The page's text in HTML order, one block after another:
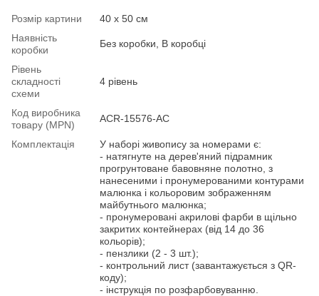
Розмір картини
40 х 50 см
Наявність
коробки
Без коробки, В коробці
Рівень
складності
схеми
4 рівень
Код виробника
товару (MPN)
ACR-15576-AC
Комплектація
У наборі живопису за номерами є:
- натягнуте на дерев'яний підрамник
прогрунтоване бавовняне полотно, з
нанесеними і пронумерованими контурами
малюнка і кольоровим зображенням
майбутнього малюнка;
- пронумеровані акрилові фарби в щільно
закритих контейнерах (від 14 до 36
кольорів);
- пензлики (2 - 3 шт.);
- контрольний лист (завантажується з QR-
коду);
- інструкція по розфарбовуванню.